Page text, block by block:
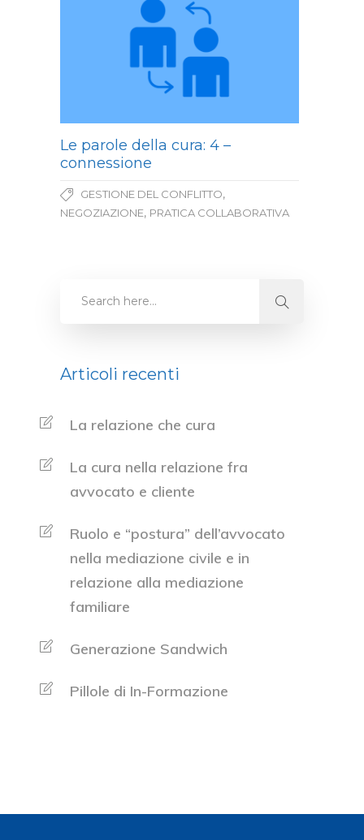
Le parole della cura: 4 –
connessione
GESTIONE DEL CONFLITTO,
NEGOZIAZIONE, PRATICA COLLABORATIVA
Articoli recenti
La relazione che cura
La cura nella relazione fra
avvocato e cliente
Ruolo e “postura” dell’avvocato
nella mediazione civile e in
relazione alla mediazione
familiare
Generazione Sandwich
Pillole di In-Formazione